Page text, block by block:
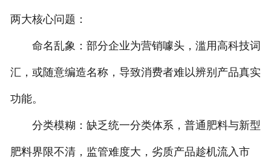
两大核心问题：
命名乱象：部分企业为营销噱头，滥用高科技词
汇，或随意编造名称，导致消费者难以辨别产品真实
功能。
分类模糊：缺乏统一分类体系，普通肥料与新型
肥料界限不清，监管难度大，劣质产品趁机流入市